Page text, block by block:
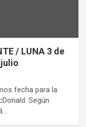
/ LUNA 3 de
fecha para la
Según